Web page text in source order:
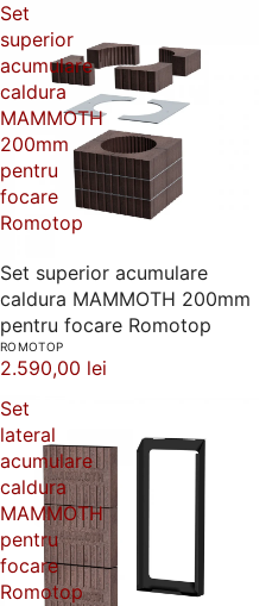
Set
superior
acumulare
caldura
MAMMOTH
200mm
pentru
focare
Romotop
Set superior acumulare
caldura MAMMOTH 200mm
pentru focare Romotop
ROMOTOP
2.590,00 lei
Set
lateral
acumulare
caldura
MAMMOTH
pentru
focare
Romotop